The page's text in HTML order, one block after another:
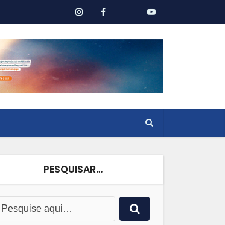
PESQUISAR…